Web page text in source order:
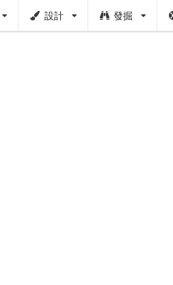
設計 發掘